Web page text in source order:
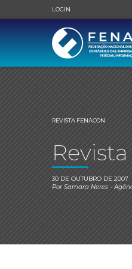
LOGIN
REVISTA FENACON
30 DE OUTUBRO DE 2007
PorSamara Neres-